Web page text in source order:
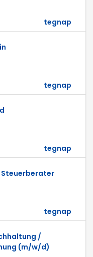
tegnap
tegnap
tegnap
tegnap
/
(m/w/d)